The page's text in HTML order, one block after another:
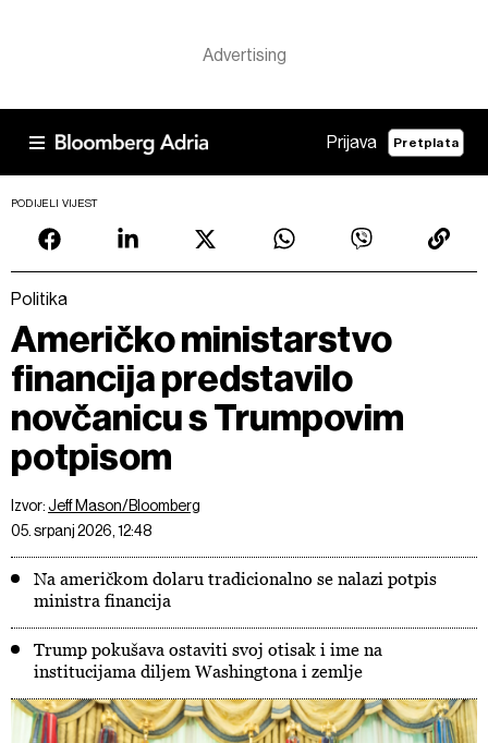
Prijava Pretplata
PODIJELI VIJEST
Politika
Američko ministarstvo
financija predstavilo
novčanicu s Trumpovim
potpisom
Izvor:Jeff Mason/Bloomberg
05. srpanj 2026, 12:48
Na američkom dolaru tradicionalno se nalazi potpis
ministra financija
Trump pokušava ostaviti svoj otisak i ime na
institucijama diljem Washingtona i zemlje